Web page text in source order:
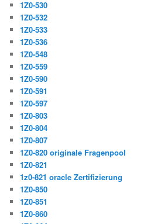
1Z0-530
1Z0-532
1Z0-533
1Z0-536
1Z0-548
1Z0-559
1Z0-590
1Z0-591
1Z0-597
1Z0-803
1Z0-804
1Z0-807
1Z0-820 originale Fragenpool
1Z0-821
1z0-821 oracle Zertifizierung
1Z0-850
1Z0-851
1Z0-860